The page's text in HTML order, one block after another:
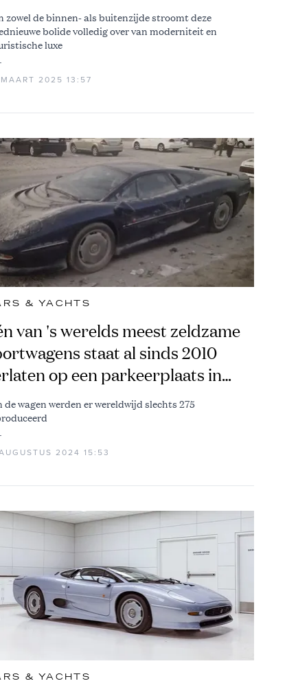
zowel de binnen- als buitenzijde stroomt deze
bolide volledig over van moderniteit en
luxe
2025 13:57
& YACHTS
van 's werelds meest zeldzame
staat al sinds 2010
op een parkeerplaats in
de wagen werden er wereldwijd slechts 275
2024 15:53
& YACHTS